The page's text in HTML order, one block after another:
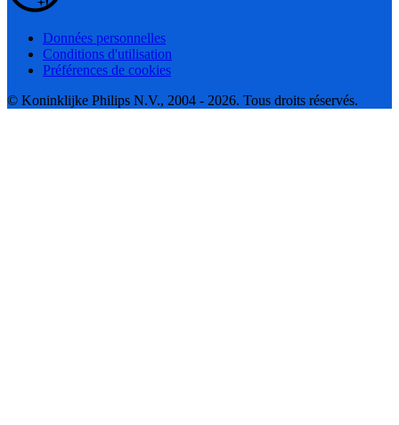
Données personnelles
Conditions d'utilisation
Préférences de cookies
© Koninklijke Philips N.V., 2004 - 2026. Tous droits réservés.